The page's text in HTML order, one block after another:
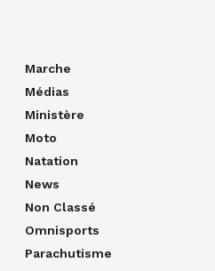
Marche
Médias
Ministère
Moto
Natation
News
Non Classé
Omnisports
Parachutisme